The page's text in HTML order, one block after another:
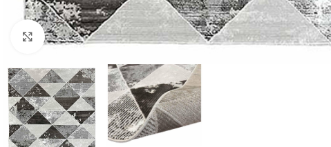
Κλικ για μεγέθυνση